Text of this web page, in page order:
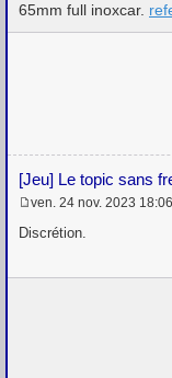
65mm full inoxcar.
[Jeu] Le topic sans
e
a
ven. 24 nov. 2023 18:06
Discrétion.